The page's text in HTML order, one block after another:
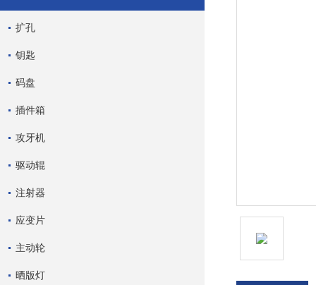
扩孔
钥匙
码盘
插件箱
攻牙机
驱动辊
注射器
应变片
主动轮
晒版灯